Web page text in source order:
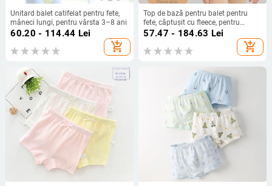
Unitard balet catifelat pentru fete,
mâneci lungi, pentru vârsta 3–8 ani
60.20 - 114.44 Lei
add_shopping_cart
Top de bază pentru balet pentru
fete, căptușit cu fleece, pentru
antrenament de iarnă, vârsta 3–8
57.47 - 184.63 Lei
add_shopping_cart